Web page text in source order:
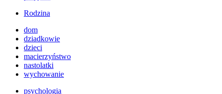
Rodzina
dom
dziadkowie
dzieci
macierzyństwo
nastolatki
wychowanie
psychologia